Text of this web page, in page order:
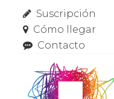
Suscripción
Cómo llegar
Contacto